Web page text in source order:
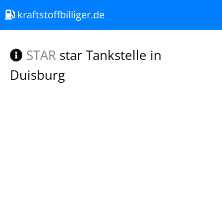
kraftstoffbilliger.de
STAR star Tankstelle in
Duisburg